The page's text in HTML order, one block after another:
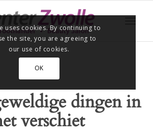
dingen in
verschiet
uses cookies. By continuing to
the site, you are agreeing to
our use of cookies.
OK